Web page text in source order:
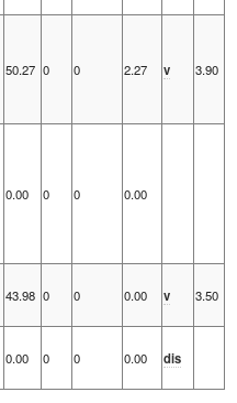
50.27 0 0 2.27 v 3.90
0.00 0 0 0.00
43.98 0 0 0.00 v 3.50
0.00 0 0 0.00 dis